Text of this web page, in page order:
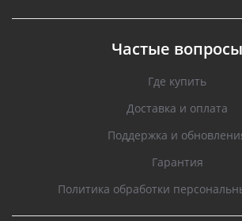
Частые вопросы
Где купить
Доставка и оплата
Поддержка и
Гарантия
Политика обработки